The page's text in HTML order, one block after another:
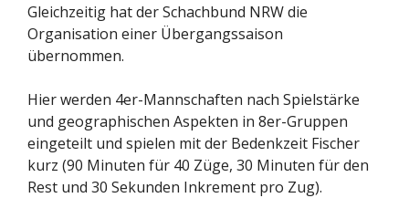
Gleichzeitig hat der Schachbund NRW die
Organisation einer Übergangssaison
übernommen.
Hier werden 4er-Mannschaften nach Spielstärke
und geographischen Aspekten in 8er-Gruppen
eingeteilt und spielen mit der Bedenkzeit Fischer
kurz (90 Minuten für 40 Züge, 30 Minuten für den
Rest und 30 Sekunden Inkrement pro Zug).